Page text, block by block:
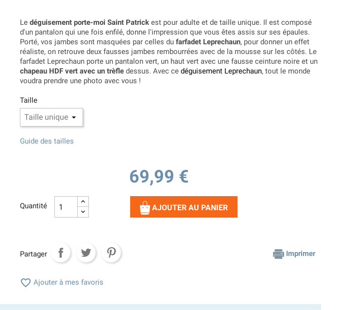
Le déguisement porte-moi Saint Patrick est pour adulte et de taille unique. Il est composé
d'un pantalon qui une fois enfilé, donne l'impression que vous êtes assis sur ses épaules.
Porté, vos jambes sont masquées par celles du farfadet Leprechaun, pour donner un effet
réaliste, on retrouve deux fausses jambes rembourrées avec de la mousse sur les côtés. Le
farfadet Leprechaun porte un pantalon vert, un haut vert avec une fausse ceinture noire et un
chapeau HDF vert avec un trèfle dessus. Avec ce déguisement Leprechaun, tout le monde
voudra prendre une photo avec vous !
Taille
Guide des tailles
69,99 €
Quantité AJOUTER AU PANIER
Partager Imprimer
 Ajouter à mes favoris